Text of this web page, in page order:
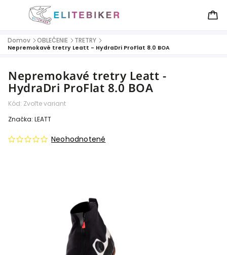
Domov / OBLEČENIE / TRETRY /
Nepremokavé tretry Leatt - HydraDri ProFlat 8.0 BOA
Nepremokavé tretry Leatt -
HydraDri ProFlat 8.0 BOA
Kód: Zvoľte variant
Neohodnotené
Značka: LEATT